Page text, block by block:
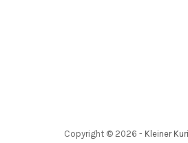
Copyright © 2026 - Kleiner